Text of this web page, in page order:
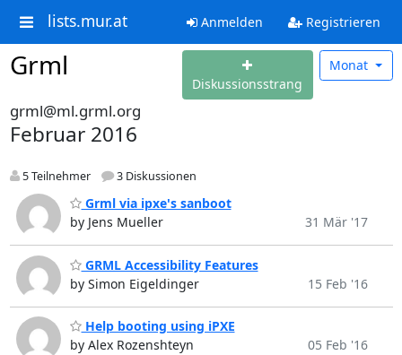
lists.mur.at Anmelden Registrieren
Grml
Diskussionsstrang
Monat
grml@ml.grml.org
Februar 2016
5 Teilnehmer 3 Diskussionen
Grml via ipxe's sanboot
by Jens Mueller
31 Mär '17
GRML Accessibility Features
by Simon Eigeldinger
15 Feb '16
Help booting using iPXE
by Alex Rozenshteyn
05 Feb '16